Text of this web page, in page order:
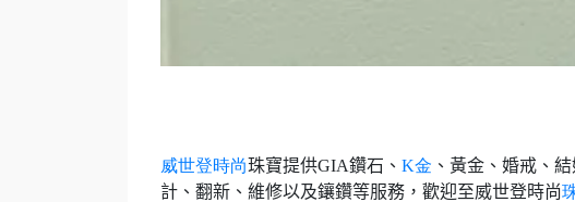
威世登時尚珠寶提供GIA鑽石、 K金 、黃金、婚戒、
計、翻新、維修以及鑲鑽等服務，歡迎至威世登時尚